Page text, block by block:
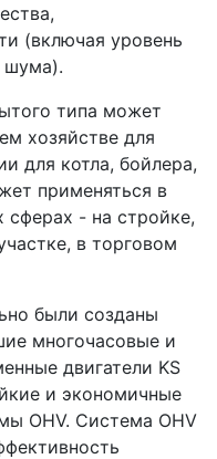
(включая уровень
шума).
типа может
хозяйстве для
для котла, бойлера,
применяться в
сферах - на стройке,
в торговом
были созданы
многочасовые и
двигатели KS
и экономичные
OHV. Система OHV